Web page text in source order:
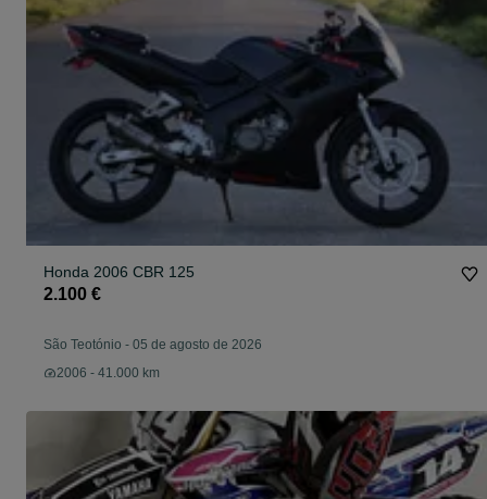
Honda 2006 CBR 125
2.100 €
São Teotónio - 05 de agosto de 2026
2006 - 41.000 km